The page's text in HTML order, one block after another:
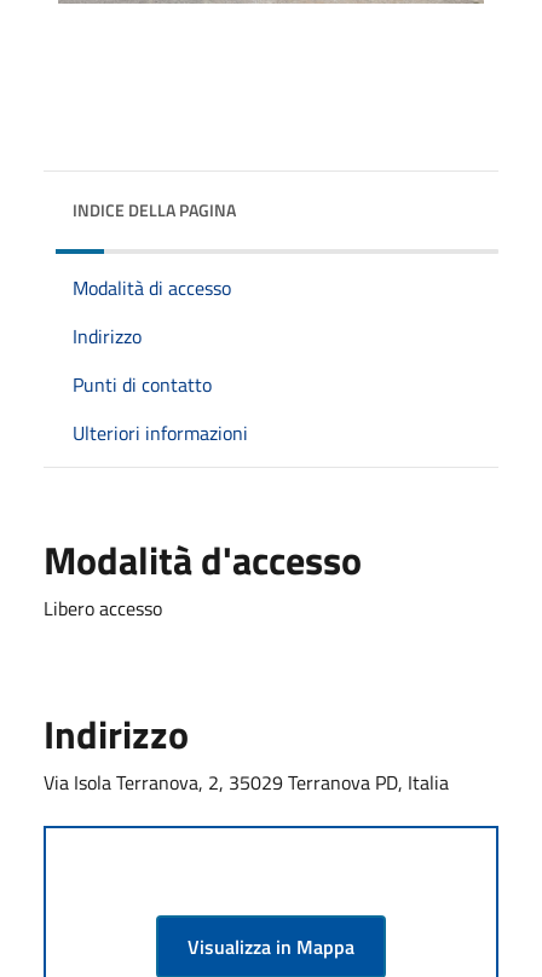
INDICE DELLA PAGINA
Modalità di accesso
Indirizzo
Punti di contatto
Ulteriori informazioni
Modalità d'accesso
Libero accesso
Indirizzo
Via Isola Terranova, 2, 35029 Terranova PD, Italia
Visualizza in Mappa